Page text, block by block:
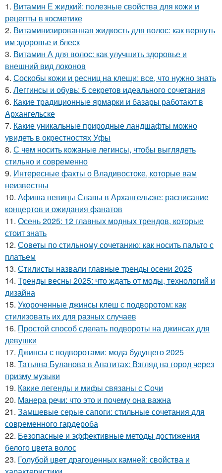
1. Витамин Е жидкий: полезные свойства для кожи и
рецепты в косметике
2. Витаминизированная жидкость для волос: как вернуть
им здоровье и блеск
3. Витамин А для волос: как улучшить здоровье и
внешний вид локонов
4. Соскобы кожи и ресниц на клещи: все, что нужно знать
5. Леггинсы и обувь: 5 секретов идеального сочетания
6. Какие традиционные ярмарки и базары работают в
Архангельске
7. Какие уникальные природные ландшафты можно
увидеть в окрестностях Уфы
8. С чем носить кожаные легинсы, чтобы выглядеть
стильно и современно
9. Интересные факты о Владивостоке, которые вам
неизвестны
10. Афиша певицы Славы в Архангельске: расписание
концертов и ожидания фанатов
11. Осень 2025: 12 главных модных трендов, которые
стоит знать
12. Советы по стильному сочетанию: как носить пальто с
платьем
13. Стилисты назвали главные тренды осени 2025
14. Тренды весны 2025: что ждать от моды, технологий и
дизайна
15. Укороченные джинсы клеш с подворотом: как
стилизовать их для разных случаев
16. Простой способ сделать подвороты на джинсах для
девушки
17. Джинсы с подворотами: мода будущего 2025
18. Татьяна Буланова в Апатитах: Взгляд на город через
призму музыки
19. Какие легенды и мифы связаны с Сочи
20. Манера речи: что это и почему она важна
21. Замшевые серые сапоги: стильные сочетания для
современного гардероба
22. Безопасные и эффективные методы достижения
белого цвета волос
23. Голубой цвет драгоценных камней: свойства и